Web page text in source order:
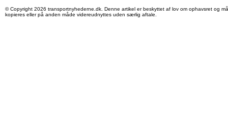
© Copyright 2026 transportnyhederne.dk. Denne artikel er beskyttet af lov om ophavsret og
kopieres eller på anden måde videreudnyttes uden særlig aftale.